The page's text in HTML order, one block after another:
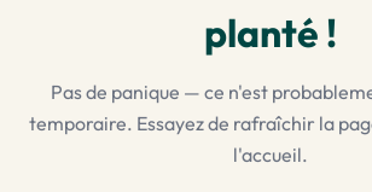
planté !
Pas de panique — ce n'est
temporaire. Essayez de rafraîchir la
l'accueil.